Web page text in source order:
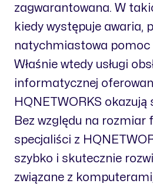
zagwarantowana. W
kiedy występuje awaria,
natychmiastowa pomoc
Właśnie wtedy usługi
informatycznej
HQNETWORKS okazują
Bez względu na rozmiar
specjaliści z
szybko i skutecznie
związane z